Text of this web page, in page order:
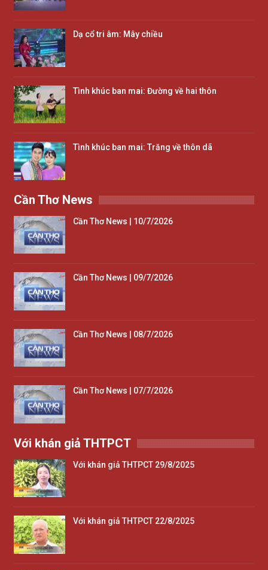
Dạ cổ tri âm: Mây chiều
Tình khúc ban mai: Đường về hai thôn
Tình khúc ban mai: Trăng về thôn dã
Cần Thơ News
Cần Thơ News | 10/7/2026
Cần Thơ News | 09/7/2026
Cần Thơ News | 08/7/2026
Cần Thơ News | 07/7/2026
Với khán giả THTPCT
Với khán giả THTPCT 29/8/2025
Với khán giả THTPCT 22/8/2025